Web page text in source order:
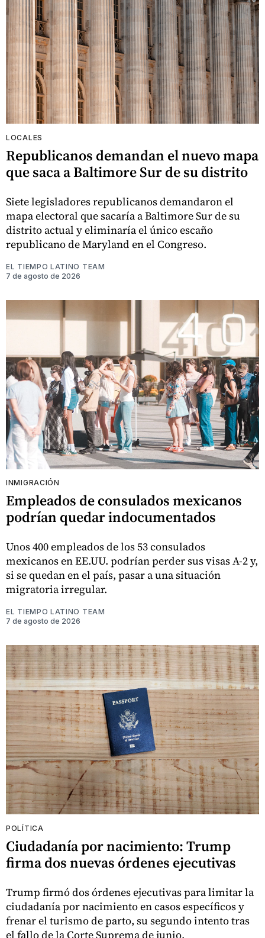
LOCALES
Republicanos demandan el nuevo mapa
que saca a Baltimore Sur de su distrito
Siete legisladores republicanos demandaron el
mapa electoral que sacaría a Baltimore Sur de su
distrito actual y eliminaría el único escaño
republicano de Maryland en el Congreso.
EL TIEMPO LATINO TEAM
7 de agosto de 2026
INMIGRACIÓN
Empleados de consulados mexicanos
podrían quedar indocumentados
Unos 400 empleados de los 53 consulados
mexicanos en EE.UU. podrían perder sus visas A-2 y,
si se quedan en el país, pasar a una situación
migratoria irregular.
EL TIEMPO LATINO TEAM
7 de agosto de 2026
POLÍTICA
Ciudadanía por nacimiento: Trump
firma dos nuevas órdenes ejecutivas
Trump firmó dos órdenes ejecutivas para limitar la
ciudadanía por nacimiento en casos específicos y
frenar el turismo de parto, su segundo intento tras
el fallo de la Corte Suprema de junio.